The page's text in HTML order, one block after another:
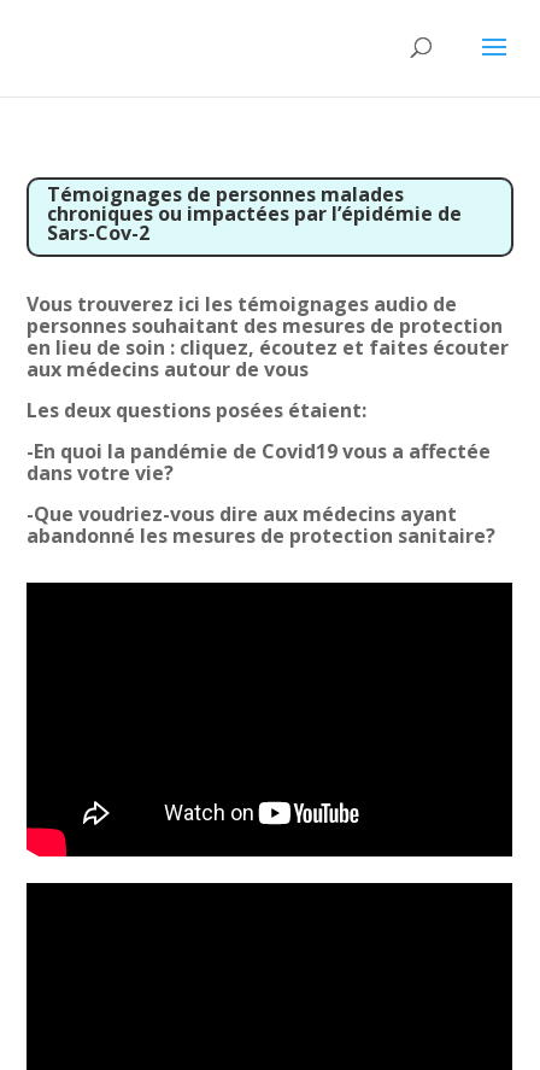
Témoignages de personnes malades
chroniques ou impactées par l’épidémie de
Sars-Cov-2
Vous trouverez ici les témoignages audio de
personnes souhaitant des mesures de protection
en lieu de soin : cliquez, écoutez et faites écouter
aux médecins autour de vous
Les deux questions posées étaient:
-En quoi la pandémie de Covid19 vous a affectée
dans votre vie?
-Que voudriez-vous dire aux médecins ayant
abandonné les mesures de protection sanitaire?